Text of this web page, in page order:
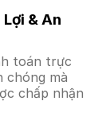
& An
toán trực
chóng mà
chấp nhận